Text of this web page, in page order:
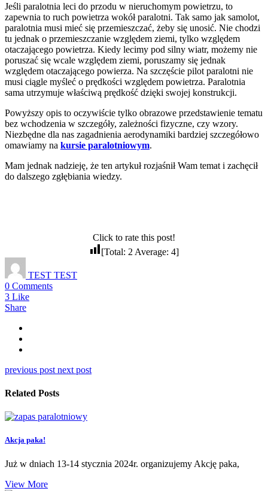
Jeśli paralotnia leci do przodu w nieruchomym powietrzu, to
zapewnia to ruch powietrza wokół paralotni. Tak samo jak samolot,
paralotnia musi mieć się przemieszczać, żeby się unosić. Nie chodzi
tu jednak o przemieszczanie względem ziemi, tylko względem
otaczającego powietrza. Kiedy lecimy pod silny wiatr, możemy nie
poruszać się wcale względem ziemi, poruszamy się jednak
względem otaczającego powierza. Na szczęście pilot paralotni nie
musi ciągle myśleć o prędkości względem powietrza. Paralotnia
sama utrzymuje właściwą prędkość dzięki swojej konstrukcji.
Powyższy opis to oczywiście tylko obrazowe przedstawienie tematu
bez wchodzenia w szczegóły, zależności fizyczne, czy wzory.
Niezbędne dla nas zagadnienia aerodynamiki bardziej szczegółowo
omawiamy na kursie paralotniowym.
Mam jednak nadzieję, że ten artykuł rozjaśnił Wam temat i zachęcił
do dalszego zgłębiania wiedzy.
Click to rate this post!
[Total: 2 Average: 4]
TEST TEST
0 Comments
3 Like
Share
previous post next post
Related Posts
Akcja paka!
Już w dniach 13-14 stycznia 2024r. organizujemy Akcję paka,
View More